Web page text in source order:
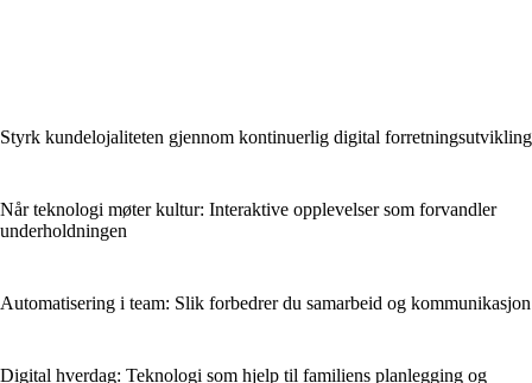
Styrk kundelojaliteten gjennom kontinuerlig digital forretningsutvikling
Når teknologi møter kultur: Interaktive opplevelser som forvandler
underholdningen
Automatisering i team: Slik forbedrer du samarbeid og kommunikasjon
Digital hverdag: Teknologi som hjelp til familiens planlegging og